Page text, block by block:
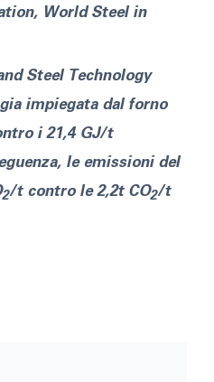
World Steel in
Steel Technology
impiegata dal forno
i 21,4 GJ/t
le emissioni del
2/t contro le 2,2t CO2/t